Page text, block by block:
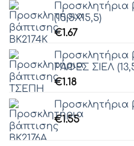
Γραμματοσειρά 52
Γραμματοσειρά 53
Γραμματοσειρά 54
Προσκλητήρια
(15,5Χ15,5)
€1.67
ΡΑΦΕΣ ΣΙΕΛ
€1.18
Προσκλητήρια
€1.55